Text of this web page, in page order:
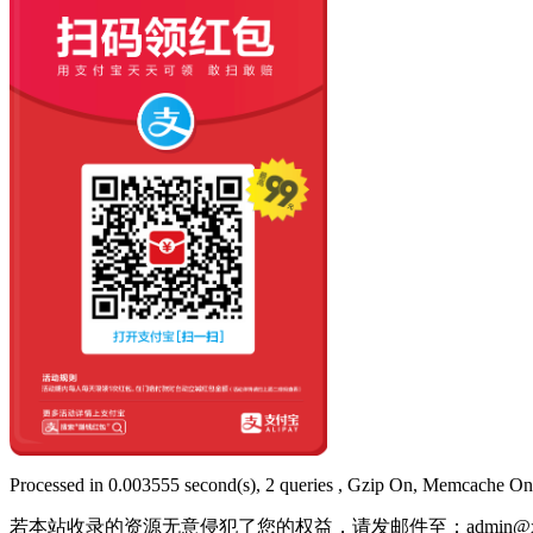
Processed in 0.003555 second(s), 2 queries , Gzip On, Memcache
若本站收录的资源无意侵犯了您的权益，请发邮件至：